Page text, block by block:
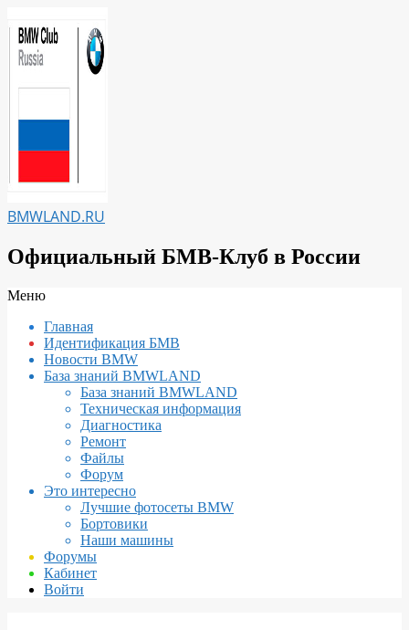
к
содержимому
BMWLAND.RU
Официальный БМВ-Клуб в России
Вторичное
навигации
Меню
Главная
Идентификация БМВ
Новости BMW
База знаний BMWLAND
База знаний BMWLAND
Техническая информация
Диагностика
Ремонт
Файлы
Форум
Это интересно
Лучшие фотосеты BMW
Бортовики
Наши машины
Форумы
Кабинет
Войти